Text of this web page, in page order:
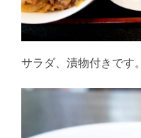
サラダ、漬物付きです。